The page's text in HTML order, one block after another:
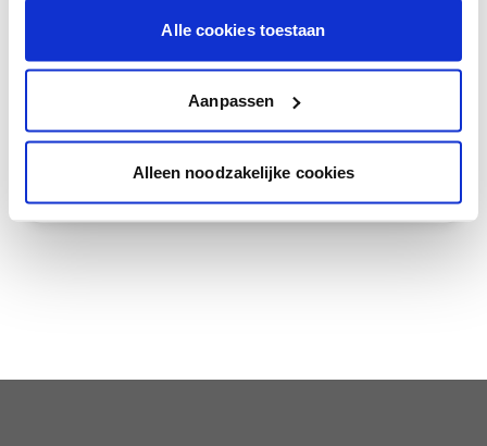
Alle cookies toestaan
Aanpassen
Alleen noodzakelijke cookies
Faites le tour de vos pièces avec l'expert
Obtenez un conseil couleur en fonction de
l'éclairage et de votre mobilier.